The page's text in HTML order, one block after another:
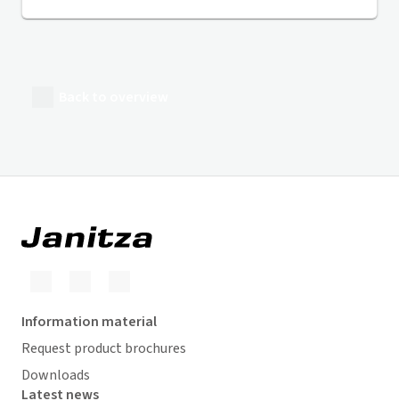
Information material
Request product brochures
Downloads
Latest news